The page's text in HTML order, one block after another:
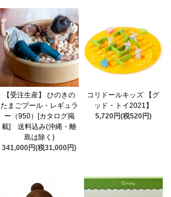
【受注生産】 ひのきの
たまごプール・レギュラ
ー（950）[カタログ掲
載] 送料込み(沖縄・離
島は除く)
341,000円(税31,000円)
コリドールキッズ 【グ
ッド・トイ2021】
5,720円(税520円)